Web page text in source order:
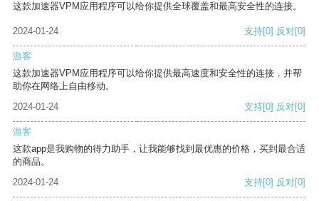
这款加速器VPM应用程序可以给你提供全球覆盖和最高安全性的连接。
2024-01-24 支持[0] 反对[0]
游客
这款加速器VPM应用程序可以给你提供最高速度和安全性的连接，并帮
助你在网络上自由移动。
2024-01-24
支持[0] 反对[0]
游客
这款app是我购物的得力助手，让我能够找到最优惠的价格，买到最合适
的商品。
2024-01-24
支持[0] 反对[0]